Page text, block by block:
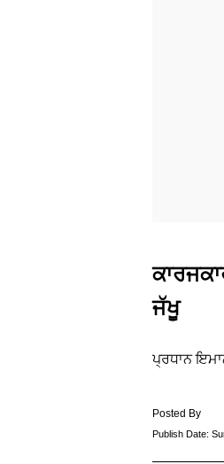
ਜੱਖੂ
ਪ੍ਰਧਾਨ
Posted By
Publish Date: